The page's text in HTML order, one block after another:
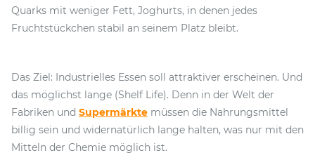
Quarks mit weniger Fett, Joghurts, in denen jedes
Fruchtstückchen stabil an seinem Platz bleibt.
Das Ziel: Industrielles Essen soll attraktiver erscheinen. Und
das möglichst lange (Shelf Life). Denn in der Welt der
Fabriken und Supermärkte müssen die Nahrungsmittel
billig sein und widernatürlich lange halten, was nur mit den
Mitteln der Chemie möglich ist.